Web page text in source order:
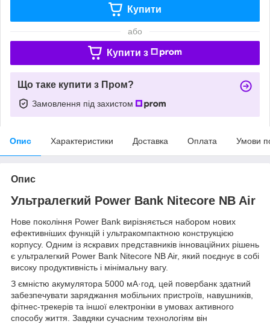
Купити
або
Купити з
Що таке купити з Пром?
Замовлення під захистом
Опис Характеристики Доставка Оплата Умови
Опис
Ультралегкий Power Bank Nitecore NB Air
Нове покоління Power Bank вирізняється набором нових
ефективніших функцій і ультракомпактною конструкцією
корпусу. Одним із яскравих представників інноваційних рішень
є ультралегкий Power Bank Nitecore NB Air, який поєднує в собі
високу продуктивність і мінімальну вагу.
З ємністю акумулятора 5000 мА·год, цей повербанк здатний
забезпечувати заряджання мобільних пристроїв, навушників,
фітнес-трекерів та іншої електроніки в умовах активного
способу життя. Завдяки сучасним технологіям він